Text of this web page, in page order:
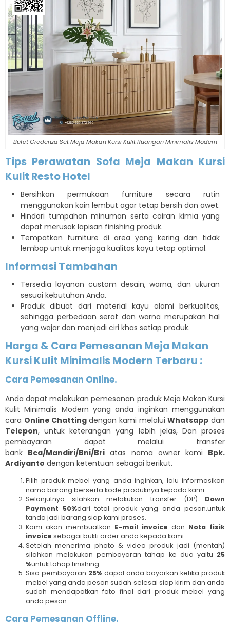
Bufet Credenza Set Meja Makan Kursi Kulit Ruangan Minimalis Modern
Tips Perawatan Sofa Meja Makan Kursi
Kulit Resto Hotel
Bersihkan permukaan furniture secara rutin
menggunakan kain lembut agar tetap bersih dan awet.
Hindari tumpahan minuman serta cairan kimia yang
dapat merusak lapisan finishing produk.
Tempatkan furniture di area yang kering dan tidak
lembap untuk menjaga kualitas kayu tetap optimal.
Informasi Tambahan
Tersedia layanan custom desain, warna, dan ukuran
sesuai kebutuhan Anda.
Produk dibuat dari material kayu alami berkualitas,
sehingga perbedaan serat dan warna merupakan hal
yang wajar dan menjadi ciri khas setiap produk.
Harga & Cara Pemesanan Meja Makan
Kursi Kulit Minimalis Modern Terbaru :
Cara Pemesanan Online.
Anda dapat melakukan pemesanan produk Meja Makan Kursi
Kulit Minimalis Modern yang anda inginkan menggunakan
cara Online Chattingdengan kami melaluiWhatsapp dan
Telepon, untuk keterangan yang lebih jelas, Dan proses
pembayaran dapat melalui transfer
bank Bca/Mandiri/Bni/Bri atas nama owner kami Bpk.
Ardiyanto dengan ketentuan sebagai berikut.
Pilih produk mebel yang anda inginkan, lalu informasikan
nama barang berserta kode produknya kepada kami.
Selanjutnya silahkan melakukan transfer (DP) Down
Payment 50%dari total produk yang anda pesan.untuk
tanda jadi barang siap kami proses.
Kami akan membuatkan E-mail invoice dan Nota fisik
invoice sebagai bukti order anda kepada kami.
Setelah menerima photo & video produk jadi (mentah)
silahkan melakukan pembayaran tahap ke dua yaitu 25
%untuk tahap finishing.
Sisa pembayaran 25% dapat anda bayarkan ketika produk
mebel yang anda pesan sudah selesai siap kirim dan anda
sudah mendapatkan foto final dari produk mebel yang
anda pesan.
Cara Pemesanan Offline.